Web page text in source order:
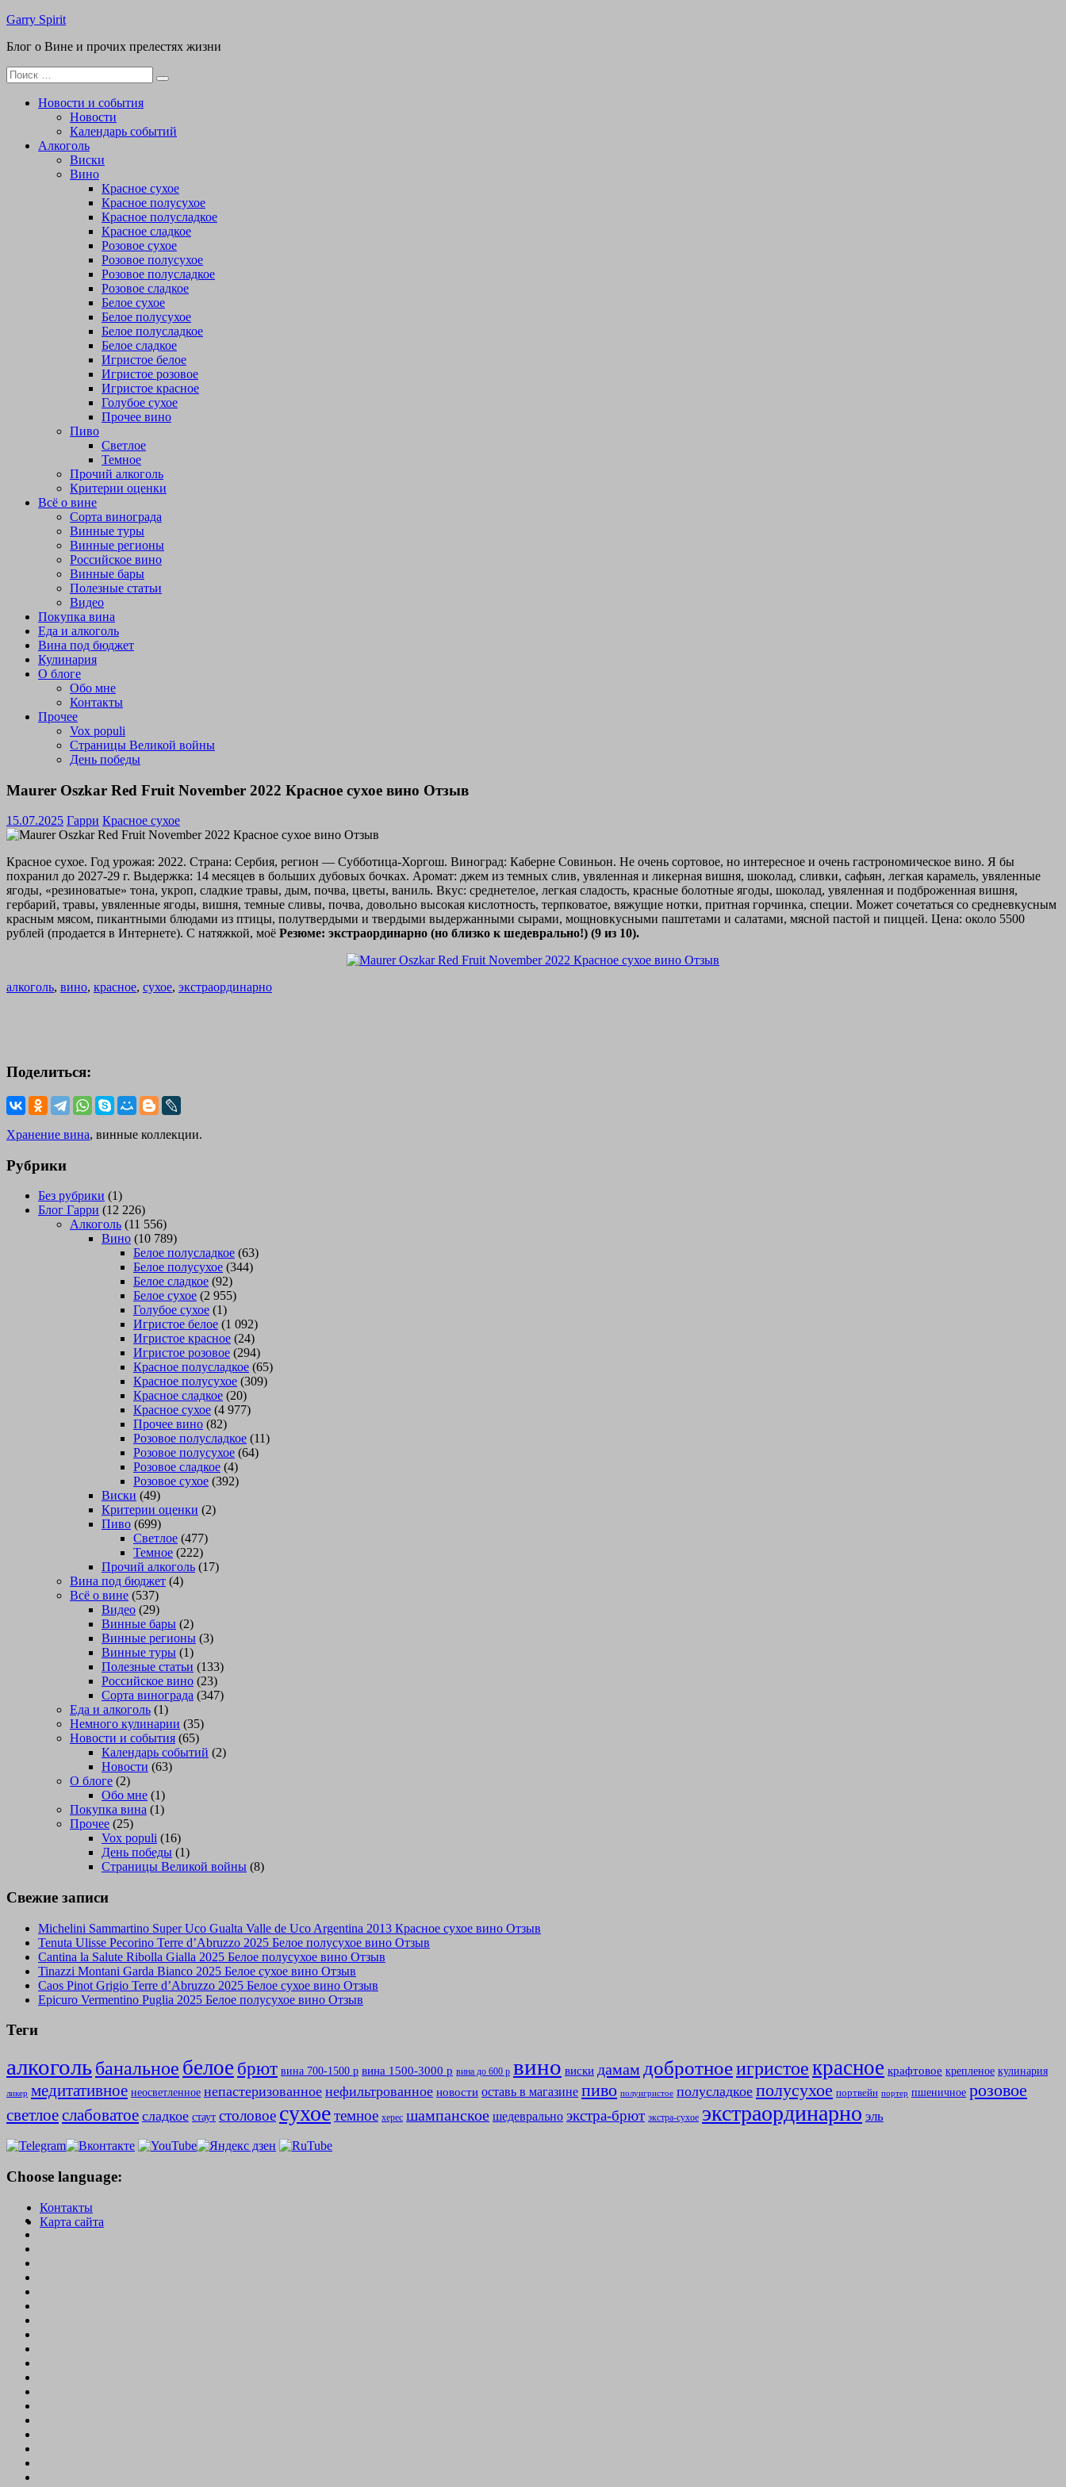
Перейти
содержимому
Garry Spirit
Блог о Вине и прочих прелестях жизни
Поиск
для:
Новости и события
Новости
Календарь событий
Алкоголь
Виски
Вино
Красное сухое
Красное полусухое
Красное полусладкое
Красное сладкое
Розовое сухое
Розовое полусухое
Розовое полусладкое
Розовое сладкое
Белое сухое
Белое полусухое
Белое полусладкое
Белое сладкое
Игристое белое
Игристое розовое
Игристое красное
Голубое сухое
Прочее вино
Пиво
Светлое
Темное
Прочий алкоголь
Критерии оценки
Всё о вине
Сорта винограда
Винные туры
Винные регионы
Российское вино
Винные бары
Полезные статьи
Видео
Покупка вина
Еда и алкоголь
Вина под бюджет
Кулинария
О блоге
Обо мне
Контакты
Прочее
Vox populi
Страницы Великой войны
День победы
Maurer Oszkar Red Fruit November 2022 Красное сухое вино Отзыв
15.07.2025 Гарри Красное сухое
Красное сухое. Год урожая: 2022. Страна: Сербия, регион — Субботица-Хоргош. Виноград: Каберне Совиньон. Не очень сортовое, но интересное и очень гастрономическое вино. Я бы
похранил до 2027-29 г. Выдержка: 14 месяцев в больших дубовых бочках. Аромат: джем из темных слив, увяленная и ликерная вишня, шоколад, сливки, сафьян, легкая карамель, увяленные
ягоды, «резиноватые» тона, укроп, сладкие травы, дым, почва, цветы, ваниль. Вкус: среднетелое, легкая сладость, красные болотные ягоды, шоколад, увяленная и подброженная вишня,
гербарий, травы, увяленные ягоды, вишня, темные сливы, почва, довольно высокая кислотность, терпковатое, вяжущие нотки, притная горчинка, специи. Может сочетаться со средневкусным
красным мясом, пикантными блюдами из птицы, полутвердыми и твердыми выдержанными сырами, мощновкусными паштетами и салатами, мясной пастой и пиццей. Цена: около 5500
рублей (продается в Интернете). С натяжкой, моё Резюме: экстраординарно (но близко к шедеврально!) (9 из 10).
алкоголь, вино, красное, сухое, экстраординарно
Поделиться:
Хранение вина, винные коллекции.
Рубрики
Без рубрики (1)
Блог Гарри (12 226)
Алкоголь (11 556)
Вино (10 789)
Белое полусладкое (63)
Белое полусухое (344)
Белое сладкое (92)
Белое сухое (2 955)
Голубое сухое (1)
Игристое белое (1 092)
Игристое красное (24)
Игристое розовое (294)
Красное полусладкое (65)
Красное полусухое (309)
Красное сладкое (20)
Красное сухое (4 977)
Прочее вино (82)
Розовое полусладкое (11)
Розовое полусухое (64)
Розовое сладкое (4)
Розовое сухое (392)
Виски (49)
Критерии оценки (2)
Пиво (699)
Светлое (477)
Темное (222)
Прочий алкоголь (17)
Вина под бюджет (4)
Всё о вине (537)
Видео (29)
Винные бары (2)
Винные регионы (3)
Винные туры (1)
Полезные статьи (133)
Российское вино (23)
Сорта винограда (347)
Еда и алкоголь (1)
Немного кулинарии (35)
Новости и события (65)
Календарь событий (2)
Новости (63)
О блоге (2)
Обо мне (1)
Покупка вина (1)
Прочее (25)
Vox populi (16)
День победы (1)
Страницы Великой войны (8)
Свежие записи
Michelini Sammartino Super Uco Gualta Valle de Uco Argentina 2013 Красное сухое вино Отзыв
Tenuta Ulisse Pecorino Terre d’Abruzzo 2025 Белое полусухое вино Отзыв
Cantina la Salute Ribolla Gialla 2025 Белое полусухое вино Отзыв
Tinazzi Montani Garda Bianco 2025 Белое сухое вино Отзыв
Caos Pinot Grigio Terre d’Abruzzo 2025 Белое сухое вино Отзыв
Epicuro Vermentino Puglia 2025 Белое полусухое вино Отзыв
Теги
алкогольбанальное белое брют вина 700-1500 р вина 1500-3000 р вина до 600 р вино виски дамам добротноеигристоекрасное крафтовое крепленое кулинария
ликер медитативное неосветленное непастеризованное нефильтрованное новости оставь в магазине пиво полуигристое полусладкое полусухое портвейн портер пшеничное розовое
светлоеслабоватое сладкое стаут столовое сухоетемное херес шампанское шедеврально экстра-брют экстра-сухое экстраординарно эль
Choose language:
Контакты
Карта сайта